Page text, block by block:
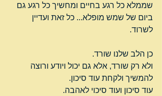
שממלא כל רגע בחיים ומחשיך כל רגע גם
ביום של שמש מופלא... כל זאת ועדיין
לשרוד.
כן הלב שלנו שורד.
ולא רק שורד, אלא גם יכול ויודע ורוצה
להמשיך ולקחת עוד סיכון.
עוד סיכון ועוד סיכוי לאהבה.